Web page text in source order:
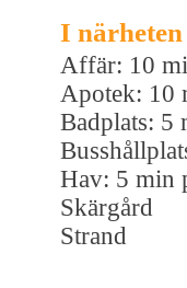
I närheten
Affär: 10
Apotek: 10
Badplats: 5
Hav: 5 min
Skärgård
Strand